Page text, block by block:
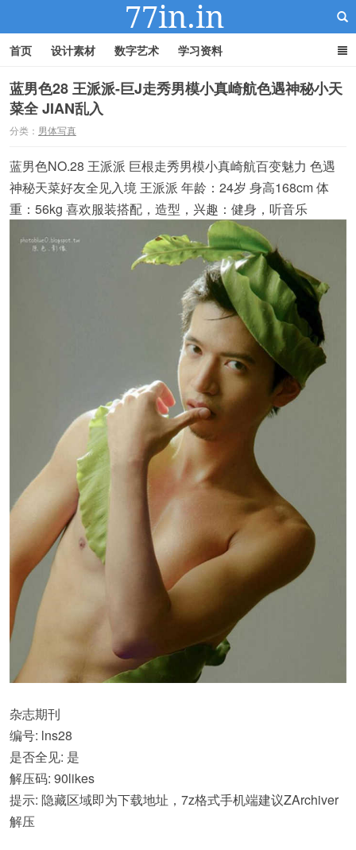
首页 设计素材 数字艺术 学习资料
蓝男色28 王派派-巨J走秀男模小真崎航色遇神秘小天
菜全 JIAN乱入
分类： 男体写真
蓝男色NO.28 王派派 巨根走秀男模小真崎航百变魅力 色遇
神秘天菜好友全见入境 王派派 年龄：24岁 身高168cm 体
重：56kg 喜欢服装搭配，造型，兴趣：健身，听音乐
杂志期刊
编号: lns28
是否全见: 是
解压码: 90likes
提示: 隐藏区域即为下载地址，7z格式手机端建议ZArchiver
解压